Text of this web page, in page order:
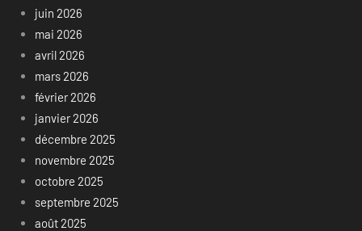
juin 2026
mai 2026
avril 2026
mars 2026
février 2026
janvier 2026
décembre 2025
novembre 2025
octobre 2025
septembre 2025
août 2025